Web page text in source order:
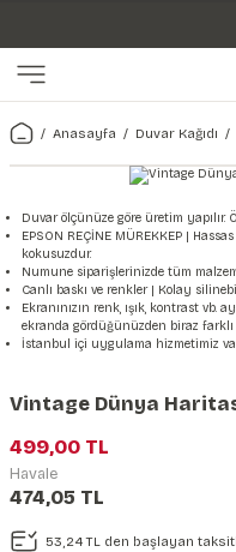
Duvar Kağıdı
Çiçek Duvar Kağıdı
Kağıdı
Taş Desenli Duvar Kağıdı
Kağıdı Stickeri
Seti
Sticker Seti
Anasayfa Duvar Kağıdı
Duvar ölçünüze göre üretim
EPSON REÇİNE MÜREKKEP |
kokusuzdur.
Numune siparişlerinizde tüm
Canlı baskı ve renkler | Kolay
Ekranınızın renk, ışık, kontrast vb.
ekranda gördüğünüzden biraz farklı
İstanbul içi uygulama hizmetimiz
Vintage Dünya
499,00 TL
Havale
474,05 TL
53,24 TL den başlayan